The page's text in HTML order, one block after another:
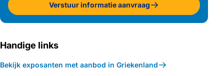
Verstuur informatie aanvraag
Handige links
Bekijk exposanten met aanbod in Griekenland